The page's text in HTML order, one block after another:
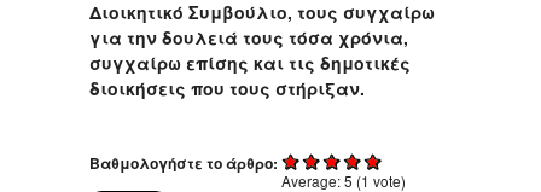
Διοικητικό Συμβούλιο, τους συγχαίρω
για την δουλειά τους τόσα χρόνια,
συγχαίρω επίσης και τις δημοτικές
διοικήσεις που τους στήριξαν.
Βαθμολογήστε το άρθρο:
Average:5 (1 vote)